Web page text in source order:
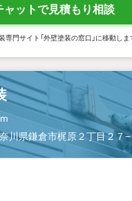
ャットで見積もり相談
専門サイト「外壁塗装の窓口」に移動しま
川県鎌倉市梶原２丁目２７−